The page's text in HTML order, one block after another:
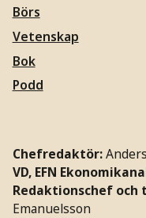
Börs
Vetenskap
Bok
Podd
Chefredaktör:
VD, EFN
Redaktionschef
Emanuelsson